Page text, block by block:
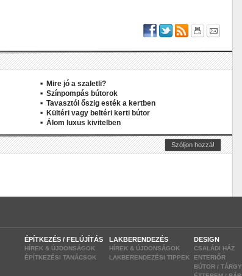
Mire jó a szaletli?
Színpompás bútorok
Tavasztól őszig esték a kertben
Kültéri vagy beltéri kerti bútor
Álom luxus kivitelben
ÉPÍTKEZÉS / FELÚJÍTÁS
HÍREK & ÚJDONSÁGOK
ÉPÍTKEZÉSI TANÁCSOK
LAKBERENDEZÉS
HÍREK & ÚJDONSÁGOK
LAKBERENDEZÉSI TIPPEK
DESIGN
CSALÁDI HÁZ
ENTERIŐR
BÚTOR / TÁRGY